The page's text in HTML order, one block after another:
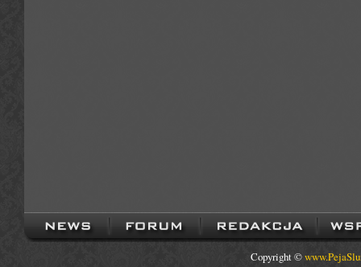
Copyright ©